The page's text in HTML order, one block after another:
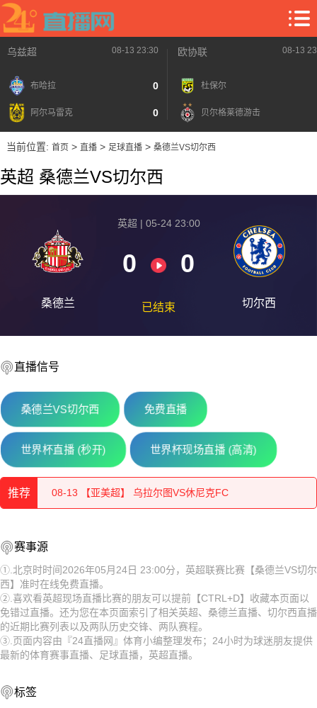
乌兹超 08-13 23:30
布哈拉 0
阿尔马雷克 0
欧协联 08-13
杜保尔
贝尔格莱德游击
当前位置: 首页> 直播> 足球直播> 桑德兰VS切尔西
英超 桑德兰VS切尔西
桑德兰
英超 | 05-24 23:00
0 0
已结束 切尔西
直播信号
桑德兰VS切尔西 免费直播
世界杯直播 (秒开) 世界杯现场直播 (高清)
推荐
08-13 【乌兹超】 布哈拉VS阿尔马雷克
08-13 【欧协联】 杜保尔VS贝尔格莱德游击
08-13 【亚美超】 乌拉尔图VS休尼克FC
08-13 【乌兹超】 特尔梅兹VS索格迪纳吉扎克
08-13 【乌兹超】 安集延VS费尔干纳夫兹
08-13 【U18亚洲杯】 黎巴嫩U18VS巴林U18
08-13 【亚美超】 乌拉尔图VS休尼克FC
08-13 【俄杯】 纳尔奇克斯巴达克VS弗拉季高加索阿兰尼亚
08-13 【哈萨克甲】 阿斯塔纳B队VS杜保尔B队
赛事源
①.北京时时间2026年05月24日 23:00分，英超联赛比赛【桑德兰VS切尔
西】准时在线免费直播。
②.喜欢看英超现场直播比赛的朋友可以提前【CTRL+D】收藏本页面以
免错过直播。还为您在本页面索引了相关英超、桑德兰直播、切尔西直播
的近期比赛列表以及两队历史交锋、两队赛程。
③.页面内容由『24直播网』体育小编整理发布；24小时为球迷朋友提供
最新的体育赛事直播、足球直播，英超直播。
标签